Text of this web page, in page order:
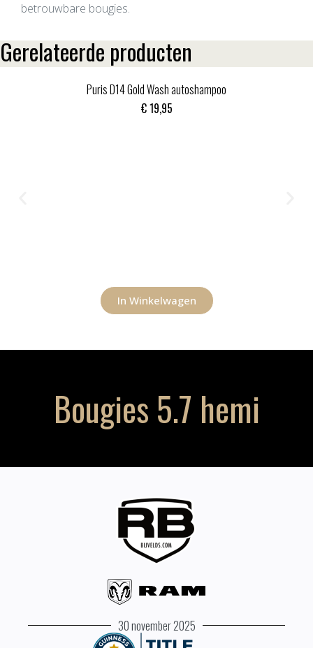
betrouwbare bougies.
Gerelateerde producten
Puris D14 Gold Wash autoshampoo
€19,95
In Winkelwagen
Bougies 5.7 hemi
30 november 2025